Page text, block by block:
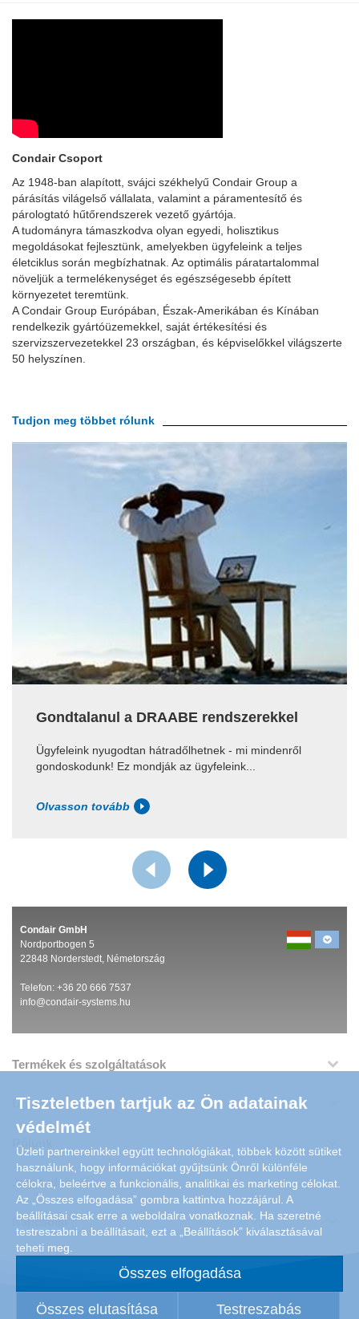
Condair Csoport
Az 1948-ban alapított, svájci székhelyű Condair Group a
párásítás világelső vállalata, valamint a páramentesítő és
párologtató hűtőrendszerek vezető gyártója.
A tudományra támaszkodva olyan egyedi, holisztikus
megoldásokat fejlesztünk, amelyekben ügyfeleink a teljes
életciklus során megbízhatnak. Az optimális páratartalommal
növeljük a termelékenységet és egészségesebb épített
környezetet teremtünk.
A Condair Group Európában, Észak-Amerikában és Kínában
rendelkezik gyártóüzemekkel, saját értékesítési és
szervizszervezetekkel 23 országban, és képviselőkkel világszerte
50 helyszínen.
Tudjon meg többet rólunk
Gondtalanul a DRAABE rendszerekkel
Ügyfeleink nyugodtan hátradőlhetnek - mi mindenről
gondoskodunk! Ez mondják az ügyfeleink...
Olvasson tovább
Condair GmbH
Nordportbogen 5
22848 Norderstedt, Németország
Telefon: +36 20 666 7537
info@condair-systems.hu
Termékek és szolgáltatások
Ügyfelek
Rólunk
Jogi tudnivalók
Kapcsolat
Tiszteletben tartjuk az Ön adatainak
védelmét
Üzleti partnereinkkel együtt technológiákat, többek között sütiket
használunk, hogy információkat gyűjtsünk Önről különféle
célokra, beleértve a funkcionális, analitikai és marketing célokat.
Az „Összes elfogadása” gombra kattintva hozzájárul. A
beállításai csak erre a weboldalra vonatkoznak. Ha szeretné
testreszabni a beállításait, ezt a „Beállítások” kiválasztásával
teheti meg.
Összes elfogadása
Összes elutasítása Testreszabás